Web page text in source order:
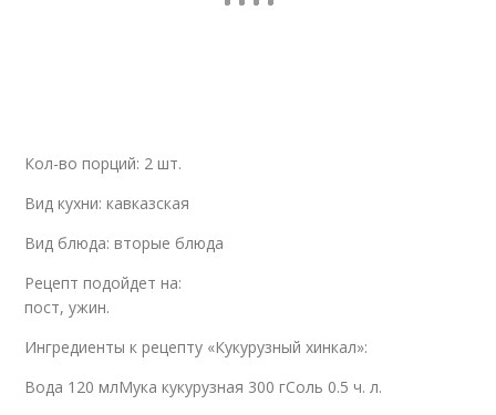
Кол-во порций: 2 шт.
Вид кухни: кавказская
Вид блюда: вторые блюда
Рецепт подойдет на:
пост, ужин.
Ингредиенты к рецепту «Кукурузный хинкал»:
Вода 120 млМука кукурузная 300 гСоль 0.5 ч. л.